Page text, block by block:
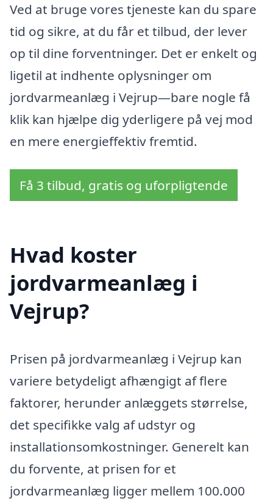
Ved at bruge vores tjeneste kan du spare
tid og sikre, at du får et tilbud, der lever
op til dine forventninger. Det er enkelt og
ligetil at indhente oplysninger om
jordvarmeanlæg i Vejrup—bare nogle få
klik kan hjælpe dig yderligere på vej mod
en mere energieffektiv fremtid.
Få 3 tilbud, gratis og uforpligtende
Hvad koster
jordvarmeanlæg i
Vejrup?
Prisen på jordvarmeanlæg i Vejrup kan
variere betydeligt afhængigt af flere
faktorer, herunder anlæggets størrelse,
det specifikke valg af udstyr og
installationsomkostninger. Generelt kan
du forvente, at prisen for et
jordvarmeanlæg ligger mellem 100.000